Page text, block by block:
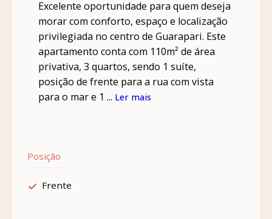
Excelente oportunidade para quem deseja
morar com conforto, espaço e localização
privilegiada no centro de Guarapari. Este
apartamento conta com 110m² de área
privativa, 3 quartos, sendo 1 suíte,
posição de frente para a rua com vista
para o mar e 1 ... Ler mais
Posição
Frente